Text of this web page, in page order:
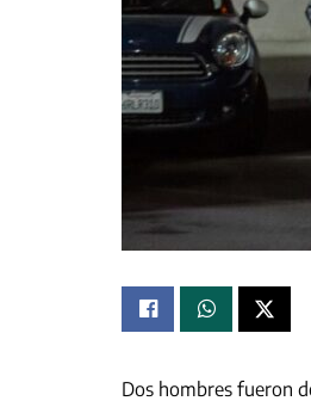
Dos hombres fueron